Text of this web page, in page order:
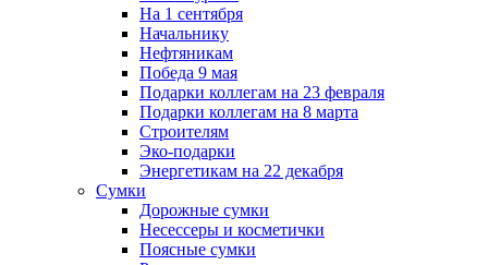
На 1 сентября
Начальнику
Нефтяникам
Победа 9 мая
Подарки коллегам на 23 февраля
Подарки коллегам на 8 марта
Строителям
Эко-подарки
Энергетикам на 22 декабря
Сумки
Дорожные сумки
Несессеры и косметички
Поясные сумки